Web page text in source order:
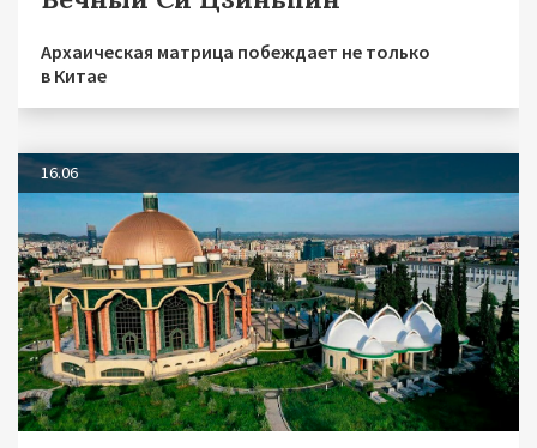
Архаическая матрица побеждает не только
в Китае
16.06